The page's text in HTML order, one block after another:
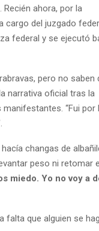
ahora, por la
cargo del juzgado
federal y se ejecutó
pero no saben
narrativa oficial tras la
“Fui por
changas de
peso ni retomar
miedo. Yo no voy a
falta que alguien se